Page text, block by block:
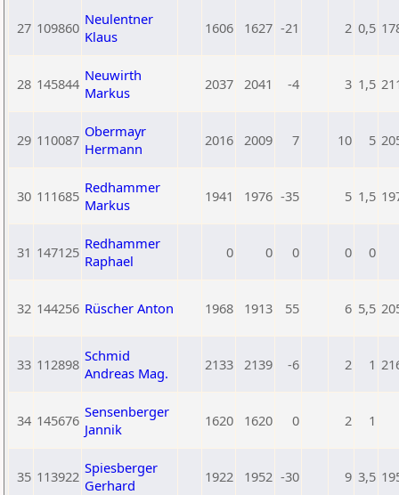
27 109860 Neulentner
Klaus
1606 1627 -21 2 0,5
28 145844 Neuwirth
Markus
2037 2041 -4 3 1,5
29 110087 Obermayr
Hermann
2016 2009 7 10 5
30 111685 Redhammer
Markus
1941 1976 -35 5 1,5
31 147125 Redhammer
Raphael
0 0 0 0 0
32 144256 Rüscher Anton 1968 1913 55 6 5,5
33 112898 Schmid
Andreas Mag.
2133 2139 -6 2 1
34 145676 Sensenberger
Jannik
1620 1620 0 2 1
35 113922 Spiesberger
Gerhard
1922 1952 -30 9 3,5